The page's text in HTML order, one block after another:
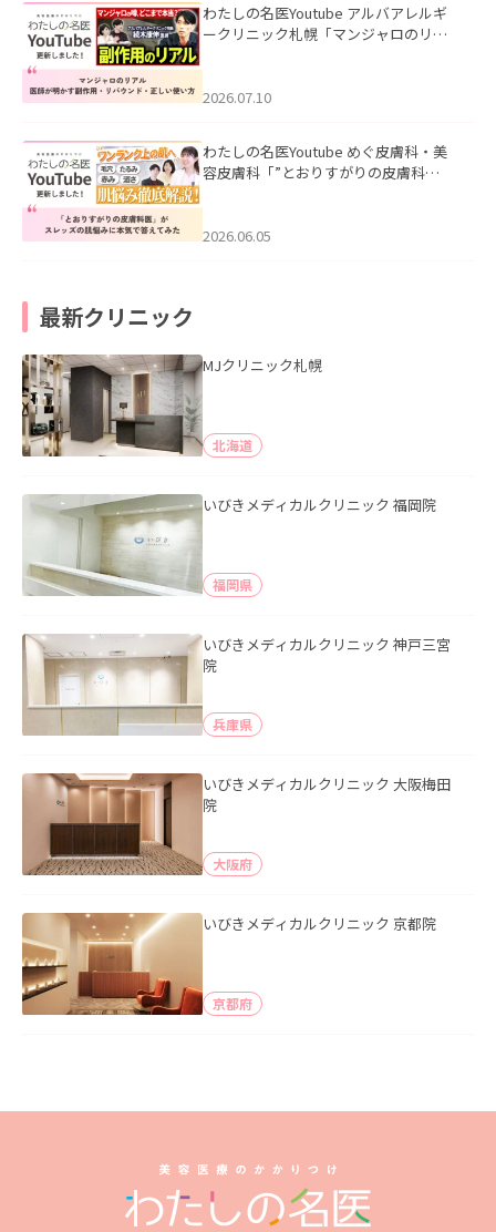
わたしの名医Youtube アルバアレルギ
ークリニック札幌「マンジャロのリア
た。
2026.07.10
わたしの名医Youtube めぐ皮膚科・美
容皮膚科「”とおりすがりの皮膚科
2026.06.05
最新クリニック
MJクリニック札幌
北海道
いびきメディカルクリニック 福岡院
福岡県
いびきメディカルクリニック 神戸三宮
院
兵庫県
いびきメディカルクリニック 大阪梅田
院
大阪府
いびきメディカルクリニック 京都院
京都府